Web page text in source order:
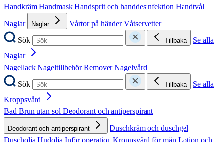
Handkräm Handmask Handsprit och handdesinfektion Handtvål
Naglar
Naglar Vårtor på händerVåtservetter
Sök
Tillbaka
Se alla
Naglar
Nagellack NageltillbehörRemoverNagelvård
Sök
Tillbaka
Se alla
Kroppsvård
Bad Brun utan sol Deodorant och antiperspirant
Deodorant och antiperspirant
Duschkräm och duschgel
Duscholja Hudolja Inför operation Kroppsvård för män Lotion och